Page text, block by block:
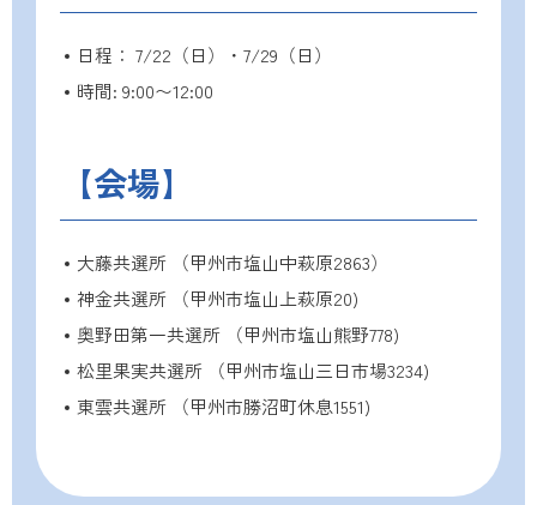
日程： 7/22（日）・7/29（日）
時間: 9:00〜12:00
【会場】
大藤共選所 （甲州市塩山中萩原2863）
神金共選所 （甲州市塩山上萩原20)
奥野田第一共選所 （甲州市塩山熊野778)
松里果実共選所 （甲州市塩山三日市場3234)
東雲共選所 （甲州市勝沼町休息1551)